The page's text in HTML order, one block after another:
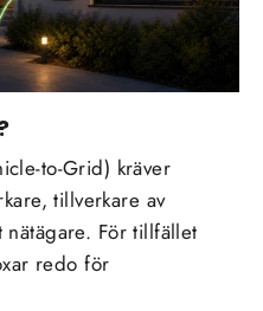
to-Grid) kräver
tillverkare av
nätägare. För tillfället
redo för